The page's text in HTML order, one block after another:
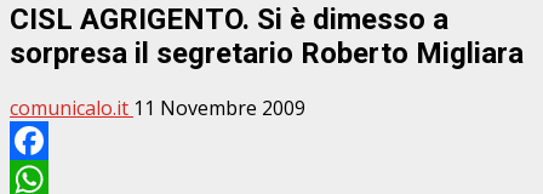
CISL AGRIGENTO. Si è dimesso a
sorpresa il segretario Roberto Migliara
comunicalo.it 11 Novembre 2009
Facebook